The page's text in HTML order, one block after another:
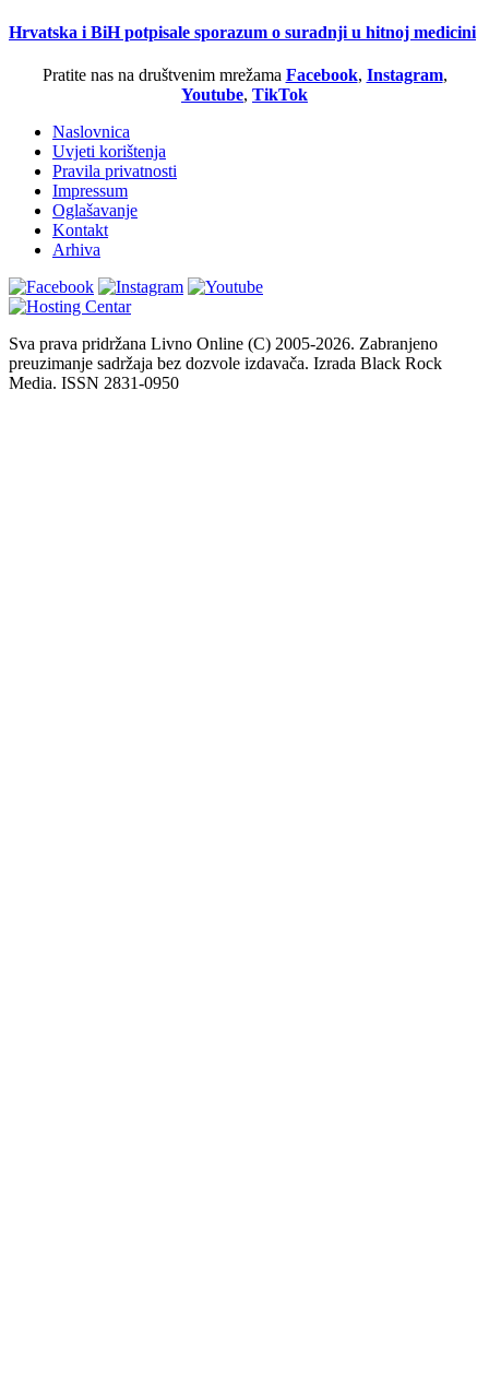
Hrvatska i BiH potpisale sporazum o suradnji u hitnoj medicini
Pratite nas na društvenim mrežama Facebook, Instagram,
Youtube, TikTok
Naslovnica
Uvjeti korištenja
Pravila privatnosti
Impressum
Oglašavanje
Kontakt
Arhiva
Sva prava pridržana Livno Online (C) 2005-2026. Zabranjeno
preuzimanje sadržaja bez dozvole izdavača. Izrada Black Rock
Media. ISSN 2831-0950